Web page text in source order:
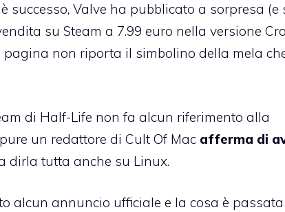
Valve ha pubblicato a sorpresa (e
su Steam a 7.99 euro nella versione
non riporta il simbolino della mela
di Half-Life non fa alcun riferimento alla
un redattore di Cult Of Mac afferma di
dirla tutta anche su Linux.
alcun annuncio ufficiale e la cosa è passata